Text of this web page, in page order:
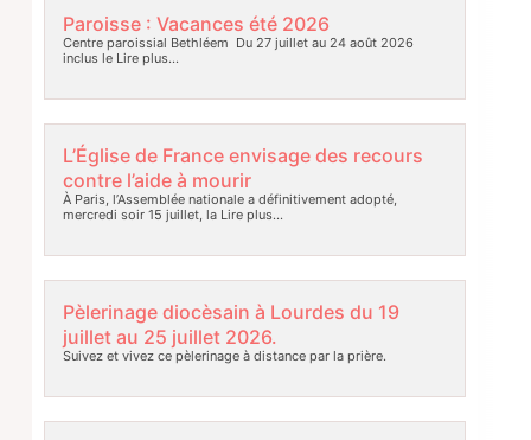
Paroisse : Vacances été 2026
Centre paroissial Bethléem Du 27 juillet au 24 août 2026
inclus leLire plus…
L’Église de France envisage des recours
contre l’aide à mourir
À Paris, l’Assemblée nationale a définitivement adopté,
mercredi soir 15 juillet, laLire plus…
Pèlerinage diocèsain à Lourdes du 19
juillet au 25 juillet 2026.
Suivez et vivez ce pèlerinage à distance par la prière.